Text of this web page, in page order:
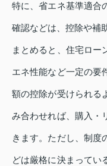
特に、省エネ基準適合
確認などは、控除や補
まとめると、住宅ロー
エネ性能など一定の要
額の控除が受けられる
み合わせれば、購入・
きます。ただし、制度
どは厳格に決まってい